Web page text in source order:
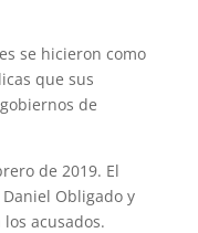
se hicieron como
que sus
de
de 2019. El
Daniel Obligado y
acusados.